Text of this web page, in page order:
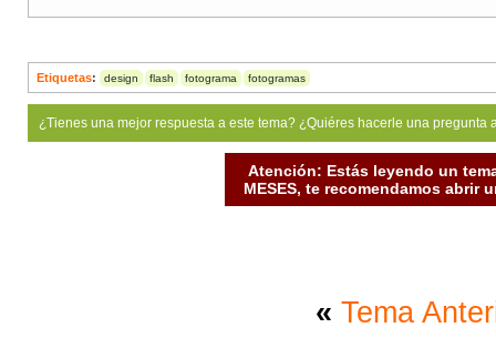
Etiquetas: design flash fotograma fotogramas
¿Tienes una mejor respuesta a este tema? ¿Quiéres hacerle una
Atención: Estás leyendo un
MESES, te recomendamos abrir
« Tema